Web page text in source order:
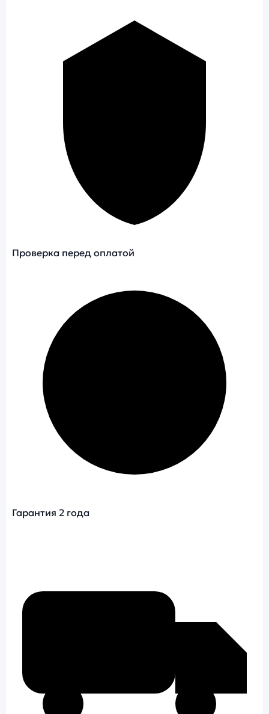
Проверка перед оплатой
Гарантия 2 года